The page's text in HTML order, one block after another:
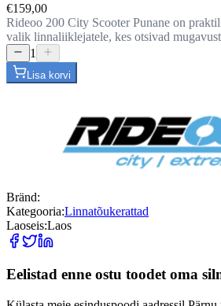
€159,00
Rideoo 200 City Scooter Punane on
valik linnaliiklejatele, kes otsivad
1
Lisa korvi
Bränd:
Kategooria:Linnatõukerattad
Laoseis:Laos
Eelistad enne ostu toodet oma